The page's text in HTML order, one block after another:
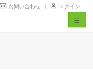
お問い合わせ ログイン
Toggle